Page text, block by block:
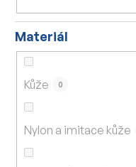
Materiál
Kůže 0
Nylon a imitace kůže